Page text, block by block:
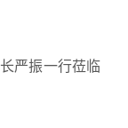
严振一行莅临